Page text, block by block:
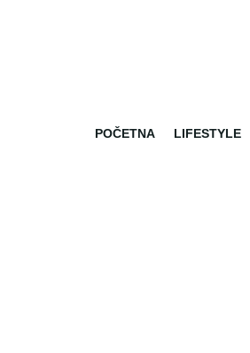
POČETNA LIFESTYLE